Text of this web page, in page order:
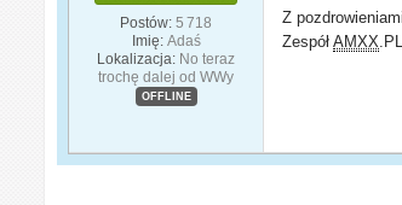
Postów: 5 718
Imię: Adaś
Lokalizacja: No teraz
trochę dalej od WWy
OFFLINE
Z pozdrowieniami,
ZespółAMXX .PL